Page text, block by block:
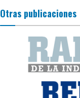
Otras publicaciones